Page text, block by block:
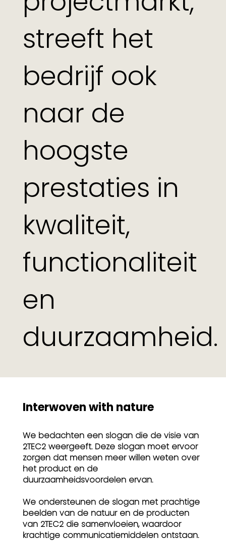
streeft het
bedrijf ook
naar de
hoogste
prestaties in
kwaliteit,
functionaliteit
en
duurzaamheid.
Interwoven with nature
We bedachten een slogan die de visie van
2TEC2 weergeeft. Deze slogan moet ervoor
zorgen dat mensen meer willen weten over
het product en de
duurzaamheidsvoordelen ervan.
We ondersteunen de slogan met prachtige
beelden van de natuur en de producten
van 2TEC2 die samenvloeien, waardoor
krachtige communicatiemiddelen ontstaan.